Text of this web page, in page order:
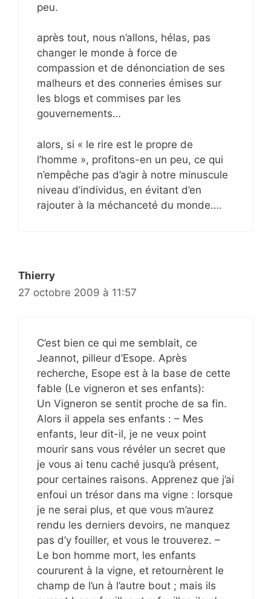
peu.
après tout, nous n’allons, hélas, pas
changer le monde à force de
compassion et de dénonciation de ses
malheurs et des conneries émises sur
les blogs et commises par les
gouvernements…
alors, si « le rire est le propre de
l’homme », profitons-en un peu, ce qui
n’empêche pas d’agir à notre minuscule
niveau d’individus, en évitant d’en
rajouter à la méchanceté du monde….
Thierry
27 octobre 2009 à 11:57
C’est bien ce qui me semblait, ce
Jeannot, pilleur d’Esope. Après
recherche, Esope est à la base de cette
fable (Le vigneron et ses enfants):
Un Vigneron se sentit proche de sa fin.
Alors il appela ses enfants : – Mes
enfants, leur dit-il, je ne veux point
mourir sans vous révéler un secret que
je vous ai tenu caché jusqu’à présent,
pour certaines raisons. Apprenez que j’ai
enfoui un trésor dans ma vigne : lorsque
je ne serai plus, et que vous m’aurez
rendu les derniers devoirs, ne manquez
pas d’y fouiller, et vous le trouverez. –
Le bon homme mort, les enfants
coururent à la vigne, et retournèrent le
champ de l’un à l’autre bout ; mais ils